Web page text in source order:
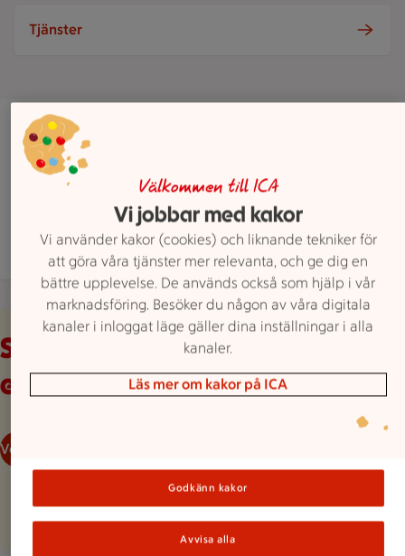
Tjänster
Hitta hit 040 6148110
Mer butiksinfo
Veckans reklamblad
Se våra aktuella
erbjudanden
Veckans reklamblad
Välkommen till ICA
Vi jobbar med kakor
Vi använder kakor (cookies) och liknande tekniker för
att göra våra tjänster mer relevanta, och ge dig en
bättre upplevelse. De används också som hjälp i vår
marknadsföring. Besöker du någon av våra digitala
kanaler i inloggat läge gäller dina inställningar i alla
kanaler.
Läs mer om kakor på ICA
Godkänn kakor
Avvisa alla